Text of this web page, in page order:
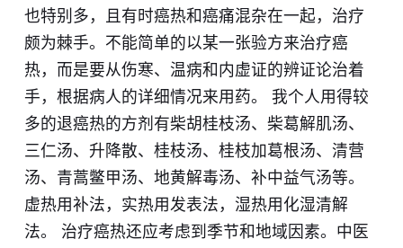
也特别多，且有时癌热和癌痛混杂在一起，治疗
颇为棘手。不能简单的以某一张验方来治疗癌
热，而是要从伤寒、温病和内虚证的辨证论治着
手，根据病人的详细情况来用药。 我个人用得较
多的退癌热的方剂有柴胡桂枝汤、柴葛解肌汤、
三仁汤、升降散、桂枝汤、桂枝加葛根汤、清营
汤、青蒿鳖甲汤、地黄解毒汤、补中益气汤等。
虚热用补法，实热用发表法，湿热用化湿清解
法。 治疗癌热还应考虑到季节和地域因素。中医